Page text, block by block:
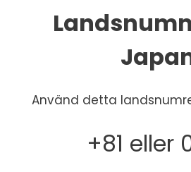
Använd detta
+81 eller